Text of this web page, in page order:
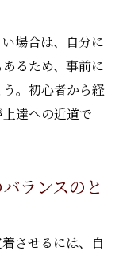
場合は、自分に
るため、事前に
。初心者から経
達への近道で
ランスのと
させるには、自